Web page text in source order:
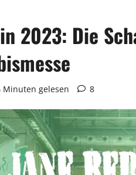
2023: Die
Minuten gelesen 8